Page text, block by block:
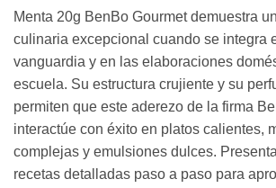
Menta 20g BenBo Gourmet demuestra
culinaria excepcional cuando se integra
vanguardia y en las elaboraciones
escuela. Su estructura crujiente y su
permiten que este aderezo de la firma
interactúe con éxito en platos calientes,
complejas y emulsiones dulces.
recetas detalladas paso a paso para